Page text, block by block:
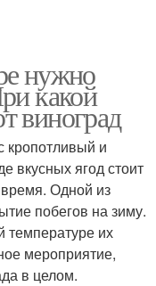
нужно
какой
виноград
кропотливый и
вкусных ягод стоит
время. Одной из
побегов на зиму.
температуре их
мероприятие,
в целом.